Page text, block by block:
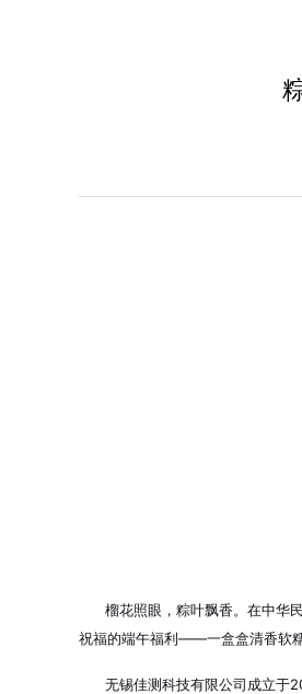
榴花照眼，粽叶飘香。在中华民
祝福的端午福利——一盒盒清香软
无锡佳测科技有限公司成立于